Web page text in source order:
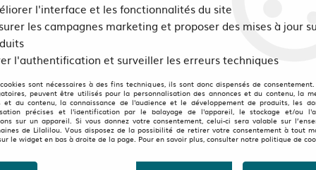
Bijoux, sacs et accessoires Pour les
>Pantalon Cargo Noir Adven Brandit
BRANDIT
Pantalon Cargo Noir
2Avis Donnez
l'interface et les fonctionnalités du site
les campagnes marketing et proposer des mises à jour
l'authentification et surveiller les erreurs techniques
sont nécessaires à des fins techniques, ils sont donc dispensés de
peuvent être utilisés pour la personnalisation des annonces et du contenu, la
et du contenu, la connaissance de l'audience et le développement de produits, les
précises et l'identification par le balayage de l'appareil, le stockage et/ou
sur un appareil. Si vous donnez votre consentement, celui-ci sera valable sur
de Lilalilou. Vous disposez de la possibilité de retirer votre consentement à tout
le widget en bas à droite de la page. Pour en savoir plus, consulter notre politique de